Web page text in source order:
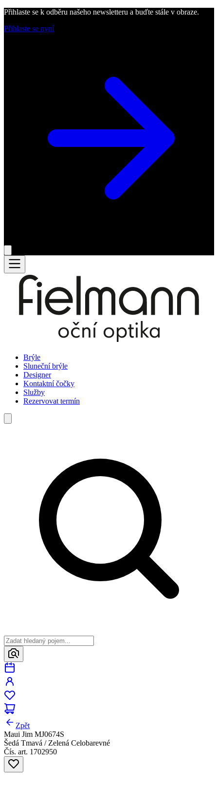
Přihlaste se k odběru našeho newsletteru a buďte stále v obraze.
Přihlaste se nyní
Brýle
Sluneční brýle
Designer
Kontaktní čočky
Služby
Rezervovat termín
Zpět
Maui Jim MJ0674S
Šedá Tmavá / Zelená Celobarevné
Čís. art. 1702950